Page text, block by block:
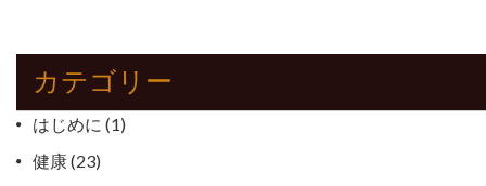
カテゴリー
はじめに (1)
健康(23)